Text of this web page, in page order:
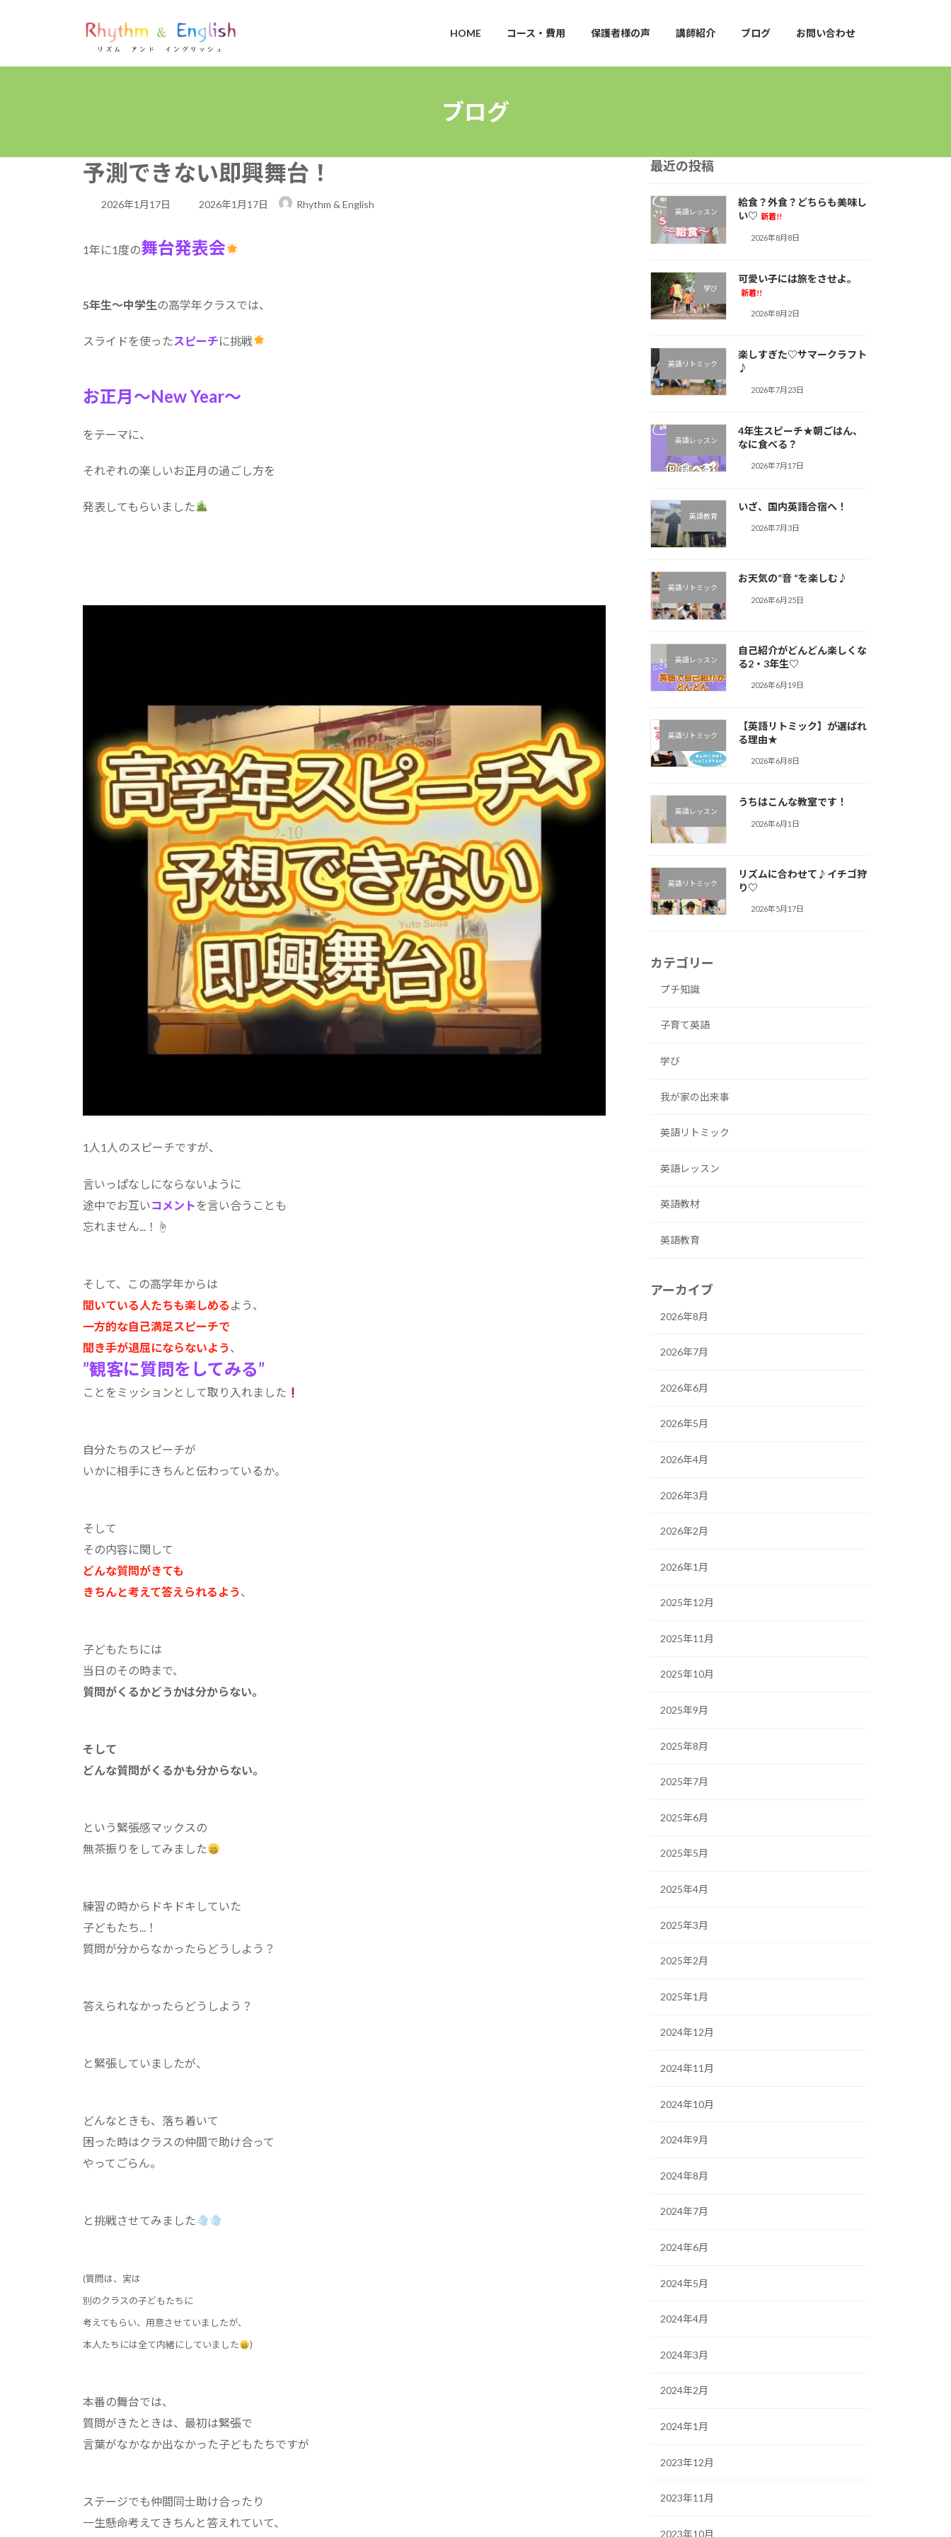
プ
動
HOME コース・費用 保護者様の声 講師紹介 ブログ お問い合わせ
ブログ
予測できない即興舞台！
2026年1月17日
最
更
時
2026年1月17日 Rhythm & English
1年に1度の舞台発表会
5年生～中学生の高学年クラスでは、
スライドを使ったスピーチに挑戦
お正月～New Year～
をテーマに、
それぞれの楽しいお正月の過ごし方を
発表してもらいました
1人1人のスピーチですが、
言いっぱなしにならないように
途中でお互いコメント を言い合うことも
忘れません...！☝️
そして、この高学年からは
聞いている人たちも楽しめる よう、
一方的な自己満足スピーチで
聞き手が退屈にならないよう、
”観客に質問をしてみる”
ことをミッションとして取り入れました
自分たちのスピーチが
いかに相手にきちんと伝わっているか。
そして
その内容に関して
どんな質問がきても
きちんと考えて答えられるよう、
子どもたちには
当日のその時まで、
質問がくるかどうかは分からない。
そして
どんな質問がくるかも分からない。
という緊張感マックスの
無茶振りをしてみました
練習の時からドキドキしていた
子どもたち...！
質問が分からなかったらどうしよう？
答えられなかったらどうしよう？
と緊張していましたが、
どんなときも、落ち着いて
困った時はクラスの仲間で助け合って
やってごらん。
と挑戦させてみました
(質問は、実は
別のクラスの子どもたちに
考えてもらい、用意させていましたが、
本人たちには全て内緒にしていました
)
本番の舞台では、
質問がきたときは、最初は緊張で
言葉がなかなか出なかった子どもたちですが
ステージでも仲間同士助け合ったり
一生懸命考えてきちんと答えれていて、
最近の投稿
英語レッスン
給食？外食？どちらも美味し
い♡ 新着!!
2026年8月8日
学び
可愛い子には旅をさせよ。
新着!!
2026年8月2日
英語リトミック
楽しすぎた♡サマークラフト
♪︎
2026年7月23日
英語レッスン
4年生スピーチ★朝ごはん、
なに食べる？
2026年7月17日
英語教育
いざ、国内英語合宿へ！
2026年7月3日
英語リトミック
お天気の”音 “を楽しむ♪︎
2026年6月25日
英語レッスン
自己紹介がどんどん楽しくな
る2・3年生♡
2026年6月19日
英語リトミック
【英語リトミック】が選ばれ
る理由★
2026年6月8日
英語レッスン
うちはこんな教室です！
2026年6月1日
英語リトミック
リズムに合わせて♪︎イチゴ狩
り♡
2026年5月17日
カテゴリー
プチ知識
子育て英語
学び
我が家の出来事
英語リトミック
英語レッスン
英語教材
英語教育
アーカイブ
2026年8月
2026年7月
2026年6月
2026年5月
2026年4月
2026年3月
2026年2月
2026年1月
2025年12月
2025年11月
2025年10月
2025年9月
2025年8月
2025年7月
2025年6月
2025年5月
2025年4月
2025年3月
2025年2月
2025年1月
2024年12月
2024年11月
2024年10月
2024年9月
2024年8月
2024年7月
2024年6月
2024年5月
2024年4月
2024年3月
2024年2月
2024年1月
2023年12月
2023年11月
2023年10月